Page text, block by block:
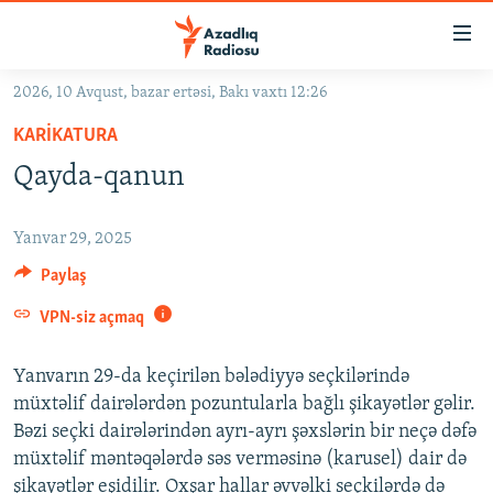
Əsas
qayıt
Əsas
naviqasiyaya
keç
GÜNDƏM
#İZAHLA
KORRUPSIOMETR
#ƏSLINDƏ
FƏRQƏ BAX
QANUNI DOĞRU
MULTIMEDIA
VIDEO
FOTOQALEREYA
RADIO ARXIV
OXU ZALI
HAQQIMIZDA
2026, 10 Avqust, bazar ertəsi, Bakı vaxtı 12:26
KARIKATURA
Qayda-qanun
Yanvar 29, 2025
Paylaş
VPN-siz açmaq
Yanvarın 29-da keçirilən bələdiyyə seçkilərində
müxtəlif dairələrdən pozuntularla bağlı şikayətlər gəlir.
Bəzi seçki dairələrindən ayrı-ayrı şəxslərin bir neçə dəfə
müxtəlif məntəqələrdə səs verməsinə (karusel) dair də
şikayətlər eşidilir. Oxşar hallar əvvəlki seçkilərdə də